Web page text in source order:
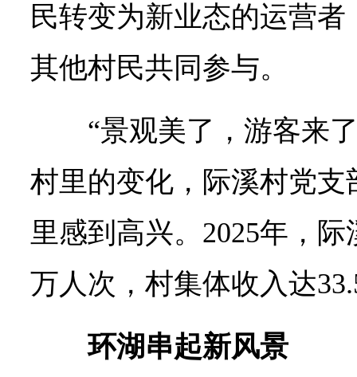
民转变为新业态的运营
其他村民共同参与。
“景观美了，游客来
村里的变化，际溪村党
里感到高兴。2025年，
万人次，村集体收入达
环湖串起新风景